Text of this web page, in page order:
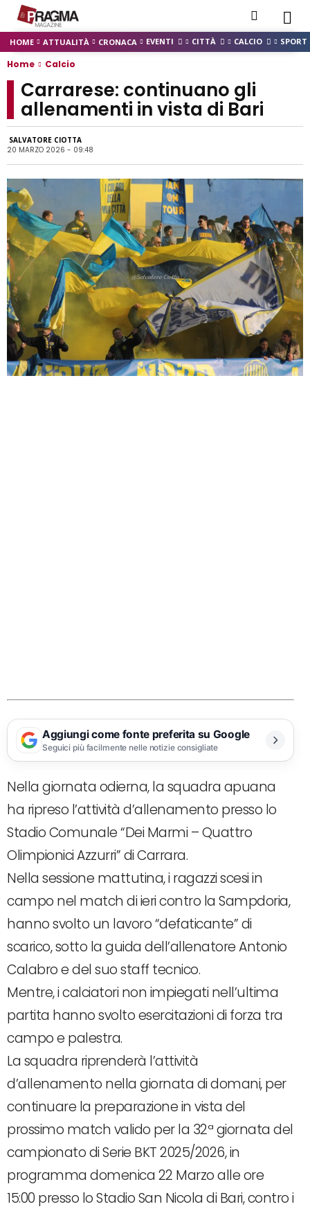
HOME ATTUALITÀ CRONACA EVENTI CITTÀ CALCIO SPORT
Home Calcio
Carrarese: continuano gli
allenamenti in vista di Bari
SALVATORE CIOTTA
20 MARZO 2026 - 09:48
Aggiungi come fonte preferita su Google
Seguici più facilmente nelle notizie consigliate
Nella giornata odierna, la squadra apuana
ha ripreso l’attività d’allenamento presso lo
Stadio Comunale “Dei Marmi – Quattro
Olimpionici Azzurri” di Carrara.
Nella sessione mattutina, i ragazzi scesi in
campo nel match di ieri contro la Sampdoria,
hanno svolto un lavoro “defaticante” di
scarico, sotto la guida dell’allenatore Antonio
Calabro e del suo staff tecnico.
Mentre, i calciatori non impiegati nell’ultima
partita hanno svolto esercitazioni di forza tra
campo e palestra.
La squadra riprenderà l’attività
d’allenamento nella giornata di domani, per
continuare la preparazione in vista del
prossimo match valido per la 32ª giornata del
campionato di Serie BKT 2025/2026, in
programma domenica 22 Marzo alle ore
15:00 presso lo Stadio San Nicola di Bari, contro i